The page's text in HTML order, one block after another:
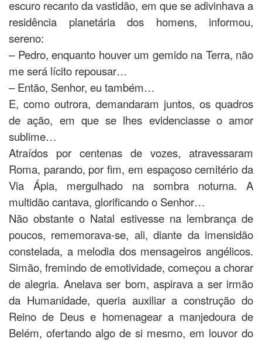
escuro recanto da vastidão, em que se adivinhava a
residência planetária dos homens, informou,
sereno:
– Pedro, enquanto houver um gemido na Terra, não
me será lícito repousar…
– Então, Senhor, eu também…
E, como outrora, demandaram juntos, os quadros
de ação, em que se lhes evidenciasse o amor
sublime…
Atraídos por centenas de vozes, atravessaram
Roma, parando, por fim, em espaçoso cemitério da
Via Ápia, mergulhado na sombra noturna. A
multidão cantava, glorificando o Senhor…
Não obstante o Natal estivesse na lembrança de
poucos, rememorava-se, ali, diante da imensidão
constelada, a melodia dos mensageiros angélicos.
Simão, fremindo de emotividade, começou a chorar
de alegria. Anelava ser bom, aspirava a ser irmão
da Humanidade, queria auxiliar a construção do
Reino de Deus e homenagear a manjedoura de
Belém, ofertando algo de si mesmo, em louvor do